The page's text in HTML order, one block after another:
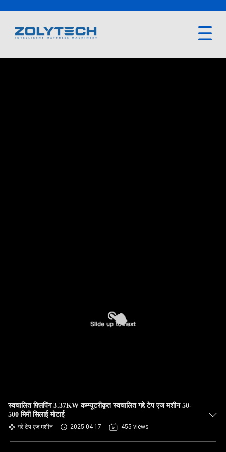
स्वचालित फ़्लिपिंग 3.37KW कम्प्यूटरीकृत स्वचालित गद्दे टेप एज मशीन 50-
500 मिमी सिलाई मोटाई
गद्दे टेप एज मशीन 2025-04-17 455 views